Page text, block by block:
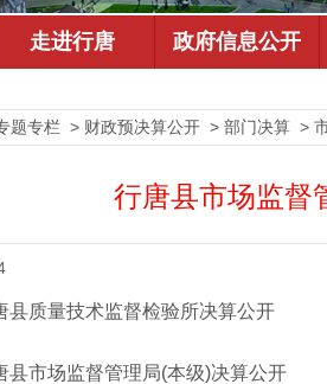
题专栏 > 财政预决算公开 > 部门决算 >
行唐县市场监督
县质量技术监督检验所决算公开
县市场监督管理局(本级)决算公开